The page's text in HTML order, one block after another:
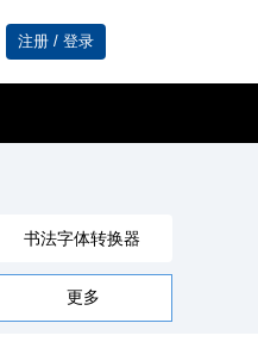
注册 / 登录
书法字体转换器
毛笔字体转换器
更多